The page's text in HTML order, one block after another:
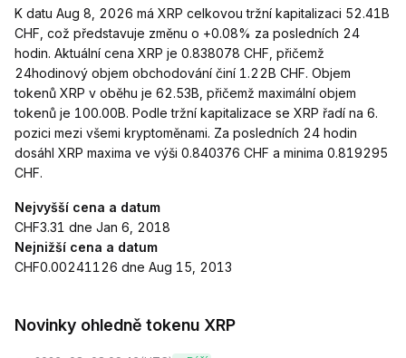
K datu Aug 8, 2026 má XRP celkovou tržní kapitalizaci 52.41B
CHF, což představuje změnu o +0.08% za posledních 24
hodin. Aktuální cena XRP je 0.838078 CHF, přičemž
24hodinový objem obchodování činí 1.22B CHF. Objem
tokenů XRP v oběhu je 62.53B, přičemž maximální objem
tokenů je 100.00B. Podle tržní kapitalizace se XRP řadí na 6.
pozici mezi všemi kryptoměnami. Za posledních 24 hodin
dosáhl XRP maxima ve výši 0.840376 CHF a minima 0.819295
CHF.
Nejvyšší cena a datum
CHF3.31 dne Jan 6, 2018
Nejnižší cena a datum
CHF0.00241126 dne Aug 15, 2013
Novinky ohledně tokenu XRP